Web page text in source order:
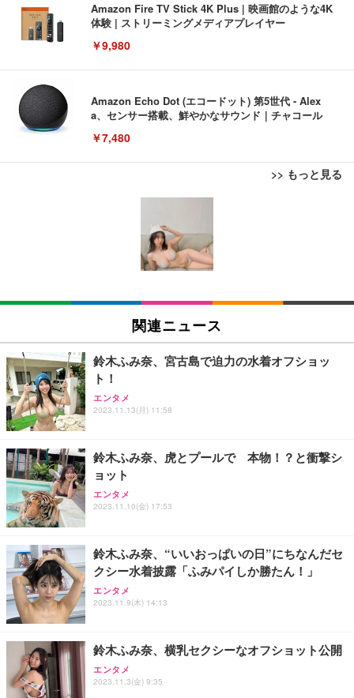
Amazon Fire TV Stick 4K Plus | 映画館のような4K
体験 | ストリーミングメディアプレイヤー
￥9,980
Amazon Echo Dot (エコードット) 第5世代 - Alex
a、センサー搭載、鮮やかなサウンド｜チャコール
￥7,480
>> もっと見る
キング pc 事務椅子 360度回転 座面昇降 強化ナイロ
ン樹脂ベース 通気性メッシュ 在宅ワーク H-WY01
(黒網+黒枠+黒足)
SIHOO B100 オフィスチェア／デスクチェア メッシ
ュチェア 人間工学 疲れない ブラック
￥27,999
Sezlife オフィスチェア デスクチェア 疲れない テレ
ワーク チェア 強化バックレスト 30度ロッキング機
能 人間工学 椅子 腰サポート 90度跳ね上げ式アーム
務用 おしゃれ パソコンチェア (ブラック)
Sezlife オフィスチェア デスクチェア 疲れない テレ
ワーク チェア 強化バックレスト 30度ロッキング機
能 人間工学 椅子 腰サポート 90度跳ね上げ式アーム
務用 おしゃれ パソコンチェア (ホワイト)
ANDWINT オフィスチェア デスクチェア 肘なし メ
ッシュ 通気性 ランバーサポート付き 腰サポート ガ
ス圧無段階昇降 360度回転 キャスター付き コンパク
￥105,595
EIZO ビジネス向けプレミアムモニター | FlexScan
￥109,572
【純正品】27"ゲーミングモニター DualSense 充電
フック付き（CFI-ZDM1J）
【整備済み品】Dell E2724HS 27インチ 液晶モニタ
ー フルHD（1920×1080）VA 非光沢 HDMI/DisplayP
ort/VGA スピーカー内蔵 高さ調整 スイベル VESA対
【MiniLED/24.5inch/280Hz/FHD】GRAPHT THE S
HOOTER Gaming Monitor 24” Essential ゲーミン
グモニター QD 24.5インチ 1ms FHD 量子ドット 残
回使い捨て 無香料 ホワイト 300枚
Amazonベーシック ペットシーツ 厚型 ワイド 42枚
x2袋(84枚) ホワイト(吸収面:ライトブルー)
￥3,234
ネオ・ルーライフ ネオ・オムツ L 中型犬用 26枚入
り 単品
Smart Basic(スマートベーシック) 【Amazon.co.jp
限定】 Smart Basic アイリスオーヤマ ペットシーツ
超厚型 お徳用 ワイド 100枚入 (x 1) (ケース販売)
アイリスオーヤマ ペットシーツ 超厚型 お徳用 レギ
ュラー 200枚入【Amazon.co.jp限定】
関連ニュース
鈴木ふみ奈、宮古島で迫力の水着オフショッ
ト！
エンタメ
2023.11.13(月) 11:58
鈴木ふみ奈、虎とプールで 本物！？と衝撃シ
ョット
エンタメ
2023.11.10(金) 17:53
鈴木ふみ奈、“いいおっぱいの日”にちなんだセ
クシー水着披露「ふみパイしか勝たん！」
エンタメ
2023.11.9(木) 14:13
鈴木ふみ奈、横乳セクシーなオフショット公開
エンタメ
2023.11.3(金) 9:35